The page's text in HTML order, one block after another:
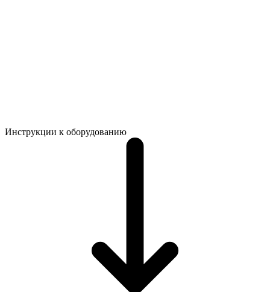
Инструкции к оборудованию